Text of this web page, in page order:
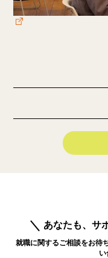
あなたも、サ
就職に関するご相談をお待
い